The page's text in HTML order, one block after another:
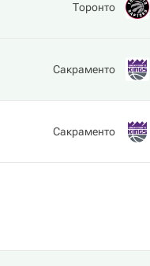
Торонто
Сакраменто
Сакраменто